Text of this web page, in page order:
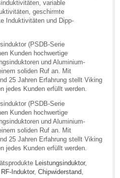
variable
geschirmte
Induktivitäten und Dipp-
(PSDB-Serie
Kunden hochwertige
und Aluminium-
soliden Ruf an. Mit
25 Jahren Erfahrung stellt Viking
jedes Kunden erfüllt werden.
(PSDB-Serie
Kunden hochwertige
und Aluminium-
soliden Ruf an. Mit
25 Jahren Erfahrung stellt Viking
jedes Kunden erfüllt werden.
Leistungsinduktor,
RF-Induktor, Chipwiderstand,